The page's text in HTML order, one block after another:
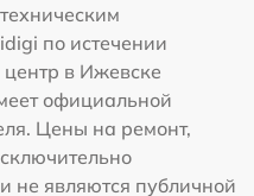
по истечении
в Ижевске
официальной
Цены на ремонт,
не являются публичной